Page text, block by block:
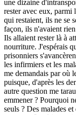
une dizaine
rester avec eux, parmi
qui restaient, ils ne se
façon, ils n'avaient
Ils allaient rester là à
nourriture. J'espérais
prisonniers
les infirmiers et les
me demandais par où
puisque, d'après les
autre question me
emmener ? Pourquoi
seuls ? Des malades